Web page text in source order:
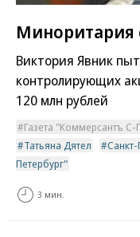
Миноритария
Виктория Явник
контролирующих
120 млн рублей
Газета "Коммерсантъ С-
Татьяна Дятел
Петербург"
3 мин.